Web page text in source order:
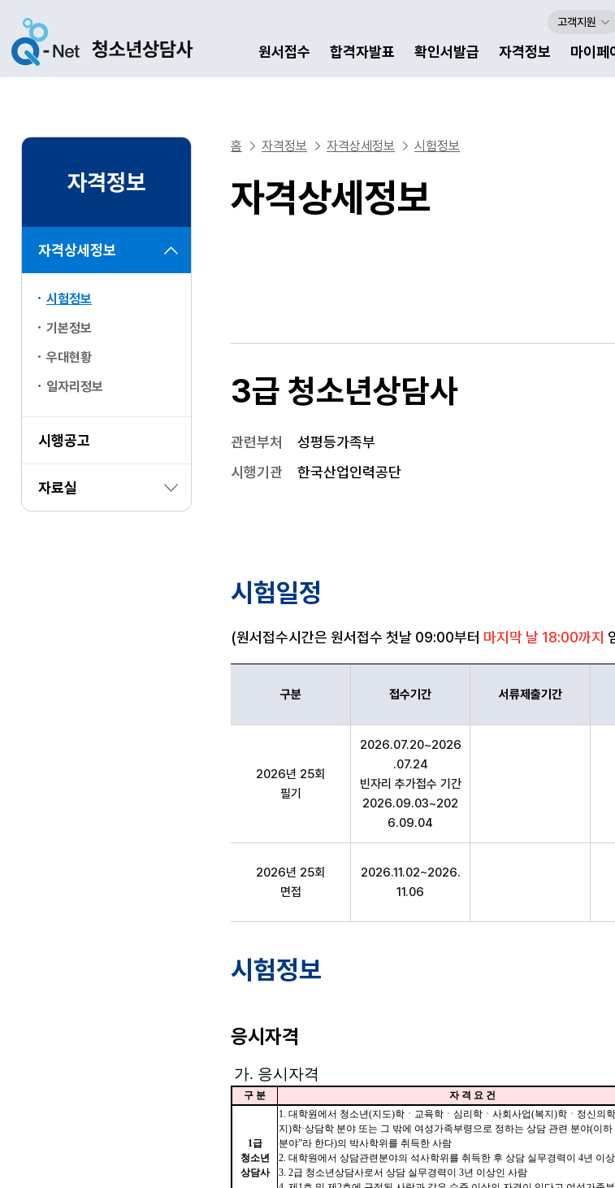
원서접수 합격자발표 확인서발급 자격정보 마이페
고객지원
자격정보
자격상세정보
시험정보
기본정보
우대현황
일자리정보
시행공고
자료실
홈 자격정보 자격상세정보 시험정보
자격상세정보
3급 청소년상담사
관련부처
성평등가족부
시행기관
한국산업인력공단
시험일정
(원서접수시간은 원서접수 첫날 09:00부터 마지막 날 18:00까지
3급 청소년상담사 구분,접수기간,서류제출기간,시험일정,의견제
구분 접수기간 서류제출기간
2026년 25회
필기
2026.07.20~2026
.07.24
빈자리 추가접수 기간
2026.09.03~202
6.09.04
2026년 25회
면접
2026.11.02~2026.
11.06
시험정보
응시자격